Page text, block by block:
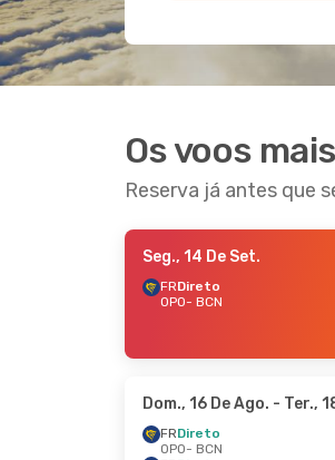
Os voos
Reserva já antes que
Seg., 14 De Set.
FRDireto
OPO- BCN
Dom., 16 De Ago. - Ter.,
FRDireto
OPO- BCN